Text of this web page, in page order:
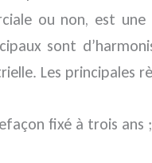
ou non, est
sont
Les principales
fixé à trois ans ;